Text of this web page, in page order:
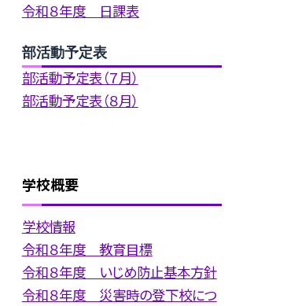
令和８年度 日課表
部活動予定表
部活動予定表（７月）
部活動予定表（８月）
学校概要
学校情報
令和８年度 教育目標
令和８年度 いじめ防止基本方針
令和８年度 災害時の登下校につ